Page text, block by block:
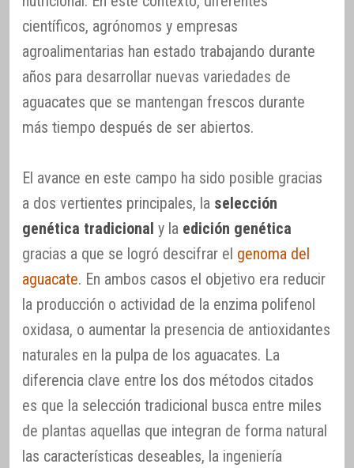
científicos, agrónomos y empresas
agroalimentarias han estado trabajando durante
años para desarrollar nuevas variedades de
aguacates que se mantengan frescos durante
más tiempo después de ser abiertos.
El avance en este campo ha sido posible gracias
a dos vertientes principales, la selección
genética tradicional y la edición genética
gracias a que se logró descifrar el genoma del
aguacate. En ambos casos el objetivo era reducir
la producción o actividad de la enzima polifenol
oxidasa, o aumentar la presencia de antioxidantes
naturales en la pulpa de los aguacates. La
diferencia clave entre los dos métodos citados
es que la selección tradicional busca entre miles
de plantas aquellas que integran de forma natural
las características deseables, la ingeniería